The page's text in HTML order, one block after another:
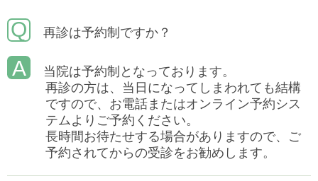
Q 再診は予約制ですか？
A
当院は予約制となっております。
再診の方は、当日になってしまわれても結構
ですので、お電話またはオンライン予約シス
テムよりご予約ください。
長時間お待たせする場合がありますので、ご
予約されてからの受診をお勧めします。